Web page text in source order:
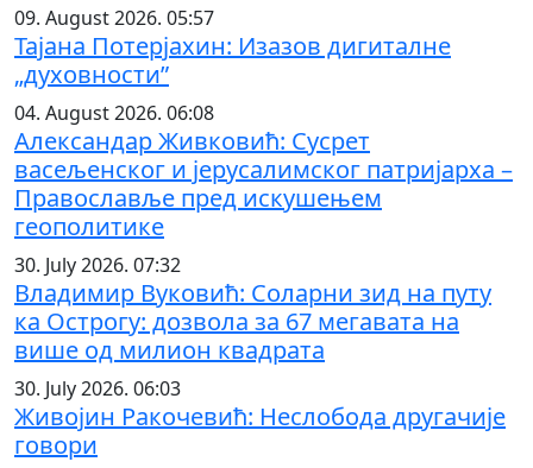
09. August 2026. 05:57
Тајана Потерјахин: Изазов дигиталне
„духовности”
04. August 2026. 06:08
Александар Живковић: Сусрет
васељенског и јерусалимског патријарха –
Православље пред искушењем
геополитике
30. July 2026. 07:32
Владимир Вуковић: Соларни зид на путу
ка Острогу: дозвола за 67 мегавата на
више од милион квадрата
30. July 2026. 06:03
Живојин Ракочевић: Неслобода другачије
говори